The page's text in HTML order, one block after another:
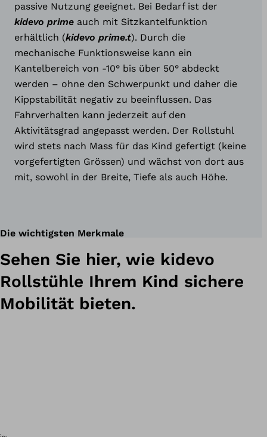
passive Nutzung geeignet. Bei Bedarf ist der
kidevo prime auch mit Sitzkantelfunktion
erhältlich (kidevo prime.t). Durch die
mechanische Funktionsweise kann ein
Kantelbereich von -10° bis über 50° abdeckt
werden – ohne den Schwerpunkt und daher die
Kippstabilität negativ zu beeinflussen. Das
Fahrverhalten kann jederzeit auf den
Aktivitätsgrad angepasst werden. Der Rollstuhl
wird stets nach Mass für das Kind gefertigt (keine
vorgefertigten Grössen) und wächst von dort aus
mit, sowohl in der Breite, Tiefe als auch Höhe.
Die wichtigsten Merkmale
Sehen Sie hier, wie kidevo
Rollstühle Ihrem Kind sichere
Mobilität bieten.